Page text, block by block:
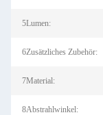
5Lumen:
6Zusätzliches Zubehör:
7Material:
8Abstrahlwinkel: